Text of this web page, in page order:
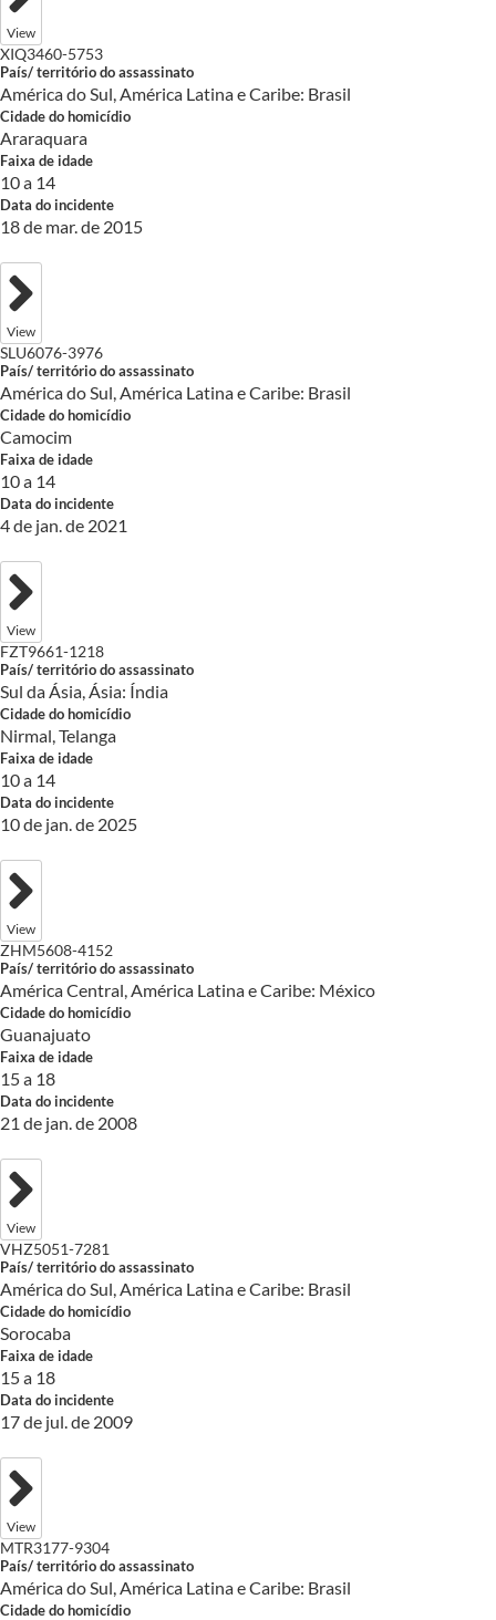
View
XIQ3460-5753
País/ território do assassinato
América do Sul, América Latina e Caribe: Brasil
Cidade do homicídio
Araraquara
Faixa de idade
10 a 14
Data do incidente
18 de mar. de 2015
View
SLU6076-3976
País/ território do assassinato
América do Sul, América Latina e Caribe: Brasil
Cidade do homicídio
Camocim
Faixa de idade
10 a 14
Data do incidente
4 de jan. de 2021
View
FZT9661-1218
País/ território do assassinato
Sul da Ásia, Ásia: Índia
Cidade do homicídio
Nirmal, Telanga
Faixa de idade
10 a 14
Data do incidente
10 de jan. de 2025
View
ZHM5608-4152
País/ território do assassinato
América Central, América Latina e Caribe: México
Cidade do homicídio
Guanajuato
Faixa de idade
15 a 18
Data do incidente
21 de jan. de 2008
View
VHZ5051-7281
País/ território do assassinato
América do Sul, América Latina e Caribe: Brasil
Cidade do homicídio
Sorocaba
Faixa de idade
15 a 18
Data do incidente
17 de jul. de 2009
View
MTR3177-9304
País/ território do assassinato
América do Sul, América Latina e Caribe: Brasil
Cidade do homicídio